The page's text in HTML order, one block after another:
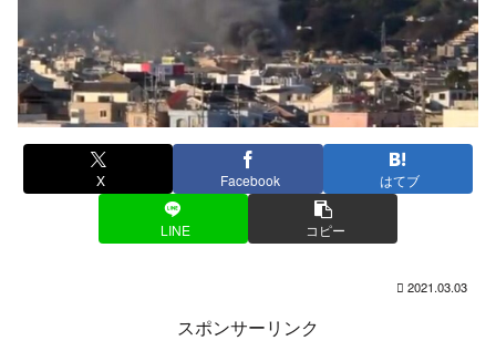
X Facebook はてブ
LINE コピー
2021.03.03
スポンサーリンク